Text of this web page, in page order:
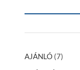
AJÁNLÓ (7)